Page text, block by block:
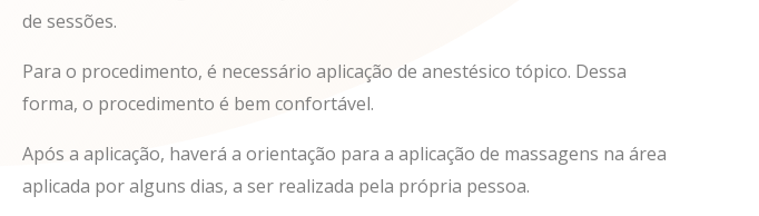
de sessões.
Para o procedimento, é necessário aplicação de anestésico tópico. Dessa
forma, o procedimento é bem confortável.
Após a aplicação, haverá a orientação para a aplicação de massagens na área
aplicada por alguns dias, a ser realizada pela própria pessoa.